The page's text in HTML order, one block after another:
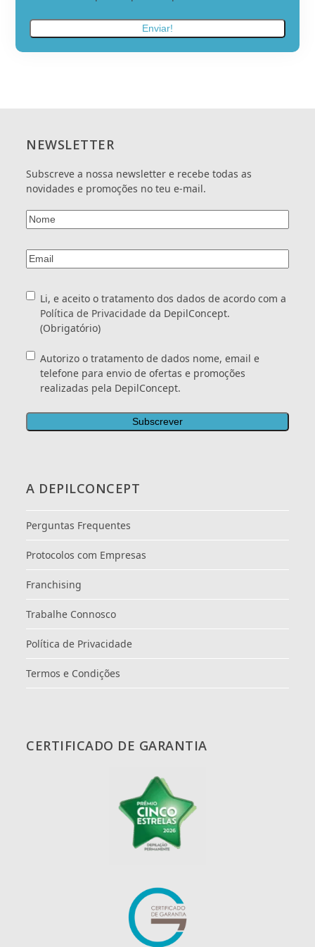
dados.*
dados
nome,
email
ofertas
promoções
realizadas
DepilConcept.
NEWSLETTER
Subscreve a nossa newsletter e recebe todas as
novidades e promoções no teu e-mail.
Nome(Obrigatório)
Email(Obrigatório)
Consentimento(Obrigatório)
Li, e aceito o tratamento dos dados de acordo com a
Política de Privacidade da DepilConcept.
(Obrigatório)
Consentimento
Autorizo o tratamento de dados nome, email e
telefone para envio de ofertas e promoções
realizadas pela DepilConcept.
A DEPILCONCEPT
Perguntas Frequentes
Protocolos com Empresas
Franchising
Trabalhe Connosco
Política de Privacidade
Termos e Condições
CERTIFICADO DE GARANTIA